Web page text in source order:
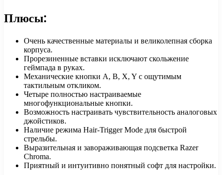
Плюсы:
Очень качественные материалы и великолепная сборка
корпуса.
Прорезиненные вставки исключают скольжение
геймпада в руках.
Механические кнопки A, B, X, Y с ощутимым
тактильным откликом.
Четыре полностью настраиваемые
многофункциональные кнопки.
Возможность настраивать чувствительность аналоговых
джойстиков.
Наличие режима Hair-Trigger Mode для быстрой
стрельбы.
Выразительная и завораживающая подсветка Razer
Chroma.
Приятный и интуитивно понятный софт для настройки.